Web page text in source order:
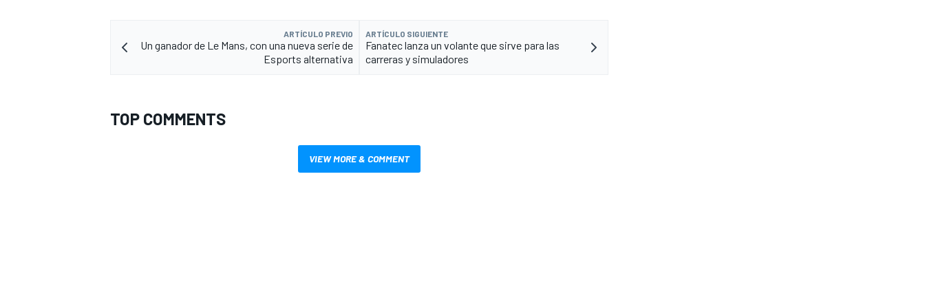
ARTÍCULO PREVIO
Un ganador de Le Mans, con una nueva serie de
Esports alternativa
ARTÍCULO SIGUIENTE
Fanatec lanza un volante que sirve para las
carreras y simuladores
TOP COMMENTS
VIEW MORE & COMMENT